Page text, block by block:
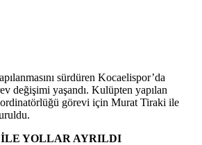
sürdüren Kocaelispor’da
değişimi yaşandı. Kulüpten yapılan
görevi için Murat Tiraki ile
YOLLAR AYRILDI